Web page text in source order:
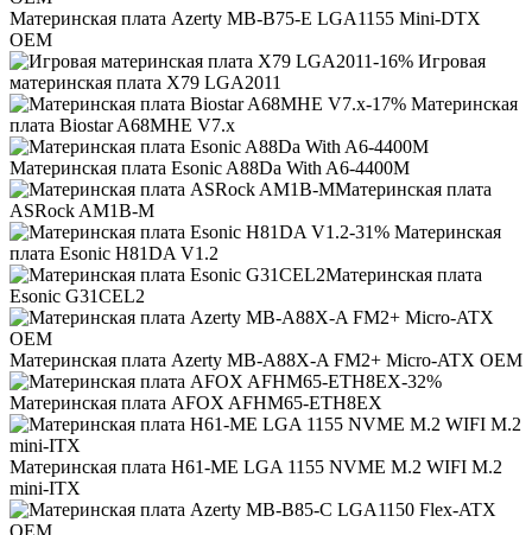
Материнская плата Azerty MB-B75-E LGA1155 Mini-DTX
OEM
-16% Игровая
материнская плата X79 LGA2011
-17% Материнская
плата Biostar A68MHE V7.x
Материнская плата Esonic A88Da With A6-4400M
Материнская плата
ASRock AM1B-M
-31% Материнская
плата Esonic H81DA V1.2
Материнская плата
Esonic G31CEL2
Материнская плата Azerty MB-A88X-A FM2+ Micro-ATX OEM
-32%
Материнская плата AFOX AFHM65-ETH8EX
Материнская плата H61-ME LGA 1155 NVME M.2 WIFI M.2
mini-ITX